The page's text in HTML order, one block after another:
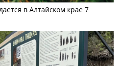
в Алтайском крае 7